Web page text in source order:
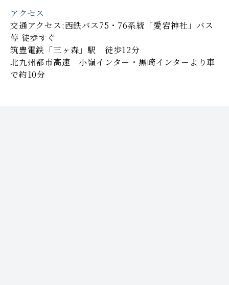
アクセス
交通アクセス:西鉄バス75・76系統「愛宕神社」バス
停 徒歩すぐ
筑豊電鉄「三ヶ森」駅 徒歩12分
北九州都市高速 小嶺インター・黒崎インターより車
で約10分